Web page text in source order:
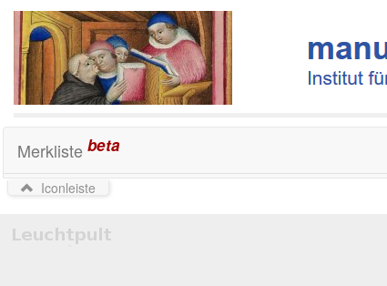
Merkliste beta
Iconleiste